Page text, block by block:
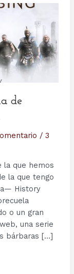
de
/ 3
la que hemos
la que tengo
History
o un gran
una serie
bárbaras […]